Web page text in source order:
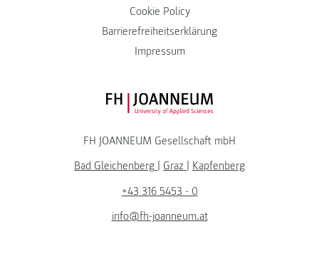
Cookie Policy
Barrierefreiheitserklärung
Impressum
FH JOANNEUM Logo
FH JOANNEUM Gesellschaft mbH
Bad Gleichenberg
Graz
Kapfenberg
+43 316 5453 - 0
info@fh-joanneum.at